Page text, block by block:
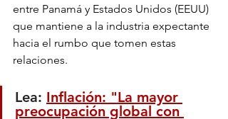
entre Panamá y Estados Unidos (EEUU)
que mantiene a la industria expectante
hacia el rumbo que tomen estas
relaciones.
Lea: Inflación: "La mayor
preocupación global con